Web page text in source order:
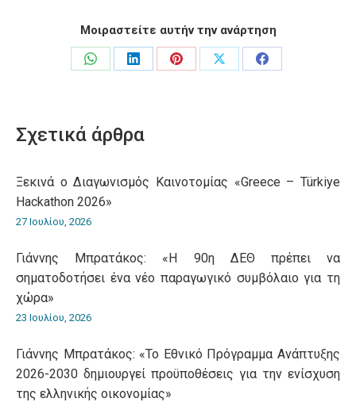
Μοιραστείτε αυτήν την ανάρτηση
Share
Share
Share
Share
Share
Σχετικά άρθρα
Ξεκινά ο Διαγωνισμός Καινοτομίας «Greece – Türkiye
Hackathon 2026»
27 Ιουλίου, 2026
Γιάννης Μπρατάκος: «Η 90η ΔΕΘ πρέπει να
σηματοδοτήσει ένα νέο παραγωγικό συμβόλαιο για τη
χώρα»
23 Ιουλίου, 2026
Γιάννης Μπρατάκος: «Το Εθνικό Πρόγραμμα Ανάπτυξης
2026-2030 δημιουργεί προϋποθέσεις για την ενίσχυση
της ελληνικής οικονομίας»